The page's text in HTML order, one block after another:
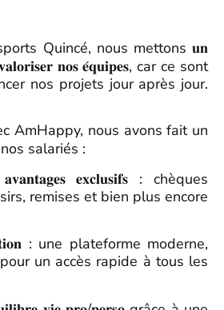
Quincé, nous mettons 𝐮𝐧
𝐧𝐨𝐬 𝐞́𝐪𝐮𝐢𝐩𝐞𝐬, car ce sont
nos projets jour après jour.
AmHappy, nous avons fait un
salariés :
𝐞𝐱𝐜𝐥𝐮𝐬𝐢𝐟𝐬 : chèques
remises et bien plus encore
: une plateforme moderne,
un accès rapide à tous les